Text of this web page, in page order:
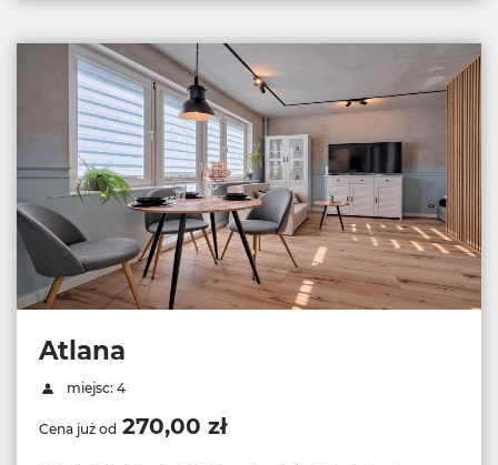
Atlana
miejsc: 4
Cena już od 270,00 zł